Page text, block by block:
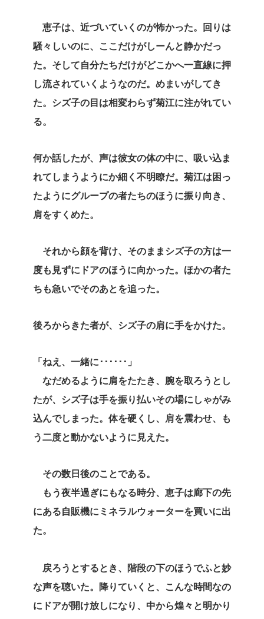
恵子は、近づいていくのが怖かった。回りは
騒々しいのに、ここだけがしーんと静かだっ
た。そして自分たちだけがどこかへ一直線に押
し流されていくようなのだ。めまいがしてき
た。シズ子の目は相変わらず菊江に注がれてい
る。
何か話したが、声は彼女の体の中に、吸い込ま
れてしまうようにか細く不明瞭だ。菊江は困っ
たようにグループの者たちのほうに振り向き、
肩をすくめた。
それから顔を背け、そのままシズ子の方は一
度も見ずにドアのほうに向かった。ほかの者た
ちも急いでそのあとを追った。
後ろからきた者が、シズ子の肩に手をかけた。
「ねえ、一緒に･･････」
なだめるように肩をたたき、腕を取ろうとし
たが、シズ子は手を振り払いその場にしゃがみ
込んでしまった。体を硬くし、肩を震わせ、も
う二度と動かないように見えた。
その数日後のことである。
もう夜半過ぎにもなる時分、恵子は廊下の先
にある自販機にミネラルウォーターを買いに出
た。
戻ろうとするとき、階段の下のほうでふと妙
な声を聴いた。降りていくと、こんな時間なの
にドアが開け放しになり、中から煌々と明かり